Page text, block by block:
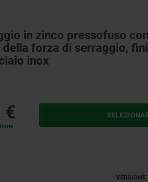
in zinco pressofuso
forza di serraggio,
inox
€
VERSIONE